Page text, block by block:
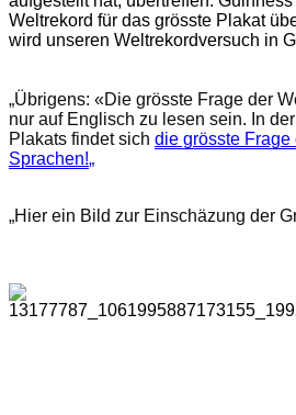
Weltrekord für das grösste Plakat
wird unseren Weltrekordversuch in
„Übrigens: «Die grösste Frage der
nur auf Englisch zu lesen sein. In
Plakats findetsich die grösste Frage
Sprachen!„
„Hier ein Bild zur Einschäzung der